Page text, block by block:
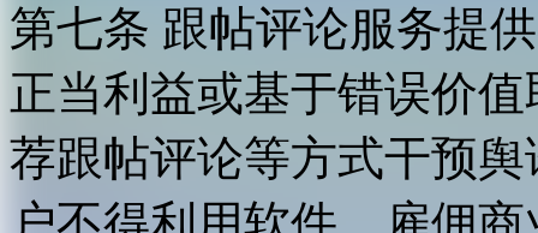
第七条 跟帖评论服务提
正当利益或基于错误价
荐跟帖评论等方式干预
户不得利用软件、雇佣